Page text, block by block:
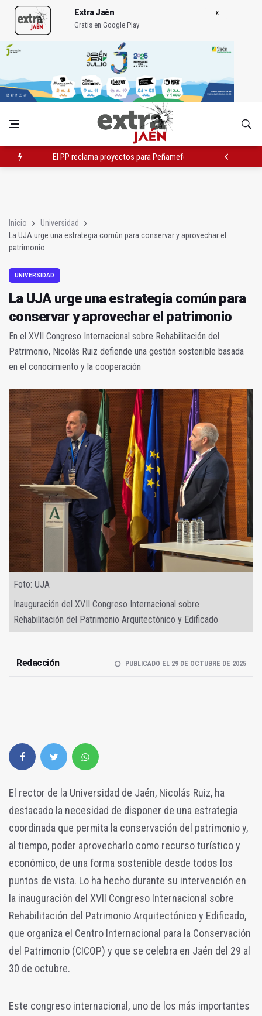
Extra Jaén
Gratis en Google Play
El PP reclama proyectos para Peñamefécit "guardados en el
Inicio
Universidad
La UJA urge una estrategia común para conservar y aprovechar el
patrimonio
UNIVERSIDAD
La UJA urge una estrategia común para
conservar y aprovechar el patrimonio
En el XVII Congreso Internacional sobre Rehabilitación del
Patrimonio, Nicolás Ruiz defiende una gestión sostenible basada
en el conocimiento y la cooperación
Foto: UJA
Inauguración del XVII Congreso Internacional sobre
Rehabilitación del Patrimonio Arquitectónico y Edificado
Redacción PUBLICADO EL 29 DE OCTUBRE DE 2025
El rector de la Universidad de Jaén, Nicolás Ruiz, ha
destacado la necesidad de disponer de una estrategia
coordinada que permita la conservación del patrimonio y,
al tiempo, poder aprovecharlo como recurso turístico y
económico, de una forma sostenible desde todos los
puntos de vista. Lo ha hecho durante su intervención en
la inauguración del XVII Congreso Internacional sobre
Rehabilitación del Patrimonio Arquitectónico y Edificado,
que organiza el Centro Internacional para la Conservación
del Patrimonio (CICOP) y que se celebra en Jaén del 29 al
30 de octubre.
Este congreso internacional, uno de los más importantes